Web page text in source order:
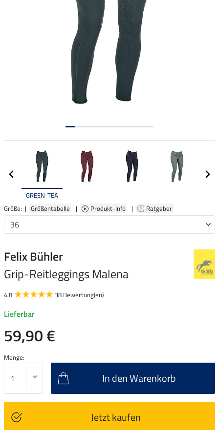
GREEN-TEA
Größe: | Größentabelle | Produkt-Info | Ratgeber
Felix Bühler
Grip-Reitleggings Malena
4.8 38 Bewertung(en)
Lieferbar
59,90 €
Menge:
In den Warenkorb
Jetzt kaufen